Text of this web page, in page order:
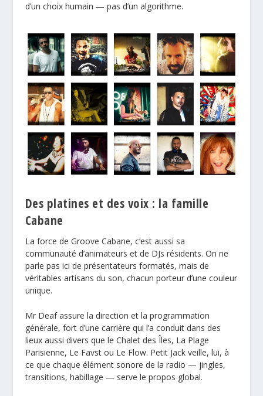
d’un choix humain — pas d’un algorithme.
Des platines et des voix : la famille
Cabane
La force de Groove Cabane, c’est aussi sa
communauté d’animateurs et de DJs résidents. On ne
parle pas ici de présentateurs formatés, mais de
véritables artisans du son, chacun porteur d’une couleur
unique.
Mr Deaf assure la direction et la programmation
générale, fort d’une carrière qui l’a conduit dans des
lieux aussi divers que le Chalet des Îles, La Plage
Parisienne, Le Favst ou Le Flow. Petit Jack veille, lui, à
ce que chaque élément sonore de la radio — jingles,
transitions, habillage — serve le propos global.